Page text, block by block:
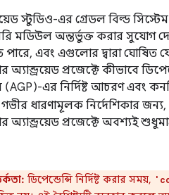
স্টুডিও-এর গ্রেডল বিল্ড
মডিউল অন্তর্ভুক্ত করার সুযোগ
পারে, এবং এগুলোর দ্বারা ঘোষিত
প্রজেক্টে কীভাবে
(AGP)-এর নির্দিষ্ট আচরণ এবং
ধারণামূলক নির্দেশিকার জন্য,
অ্যান্ড্রয়েড প্রজেক্টে অবশ্যই
ডিপেন্ডেন্সি নির্দিষ্ট করার সময়,